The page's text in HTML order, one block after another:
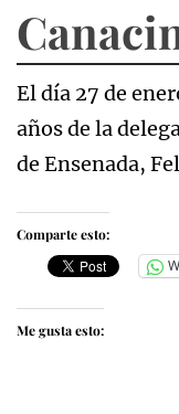
El día 27 de
años de la
de Ensenada,
Comparte esto:
Me gusta esto: